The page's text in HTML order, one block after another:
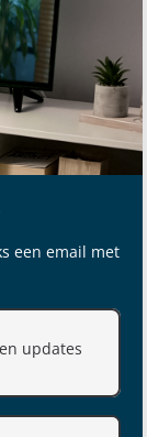
een email met
updates